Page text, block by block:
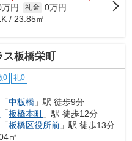
万円 礼金 0万円
/ 23.85㎡
ス板橋栄町
0 礼0
「中板橋 」駅 徒歩9分
「板橋本町 」駅 徒歩12分
「板橋区役所前 」駅 徒歩13分
㎡